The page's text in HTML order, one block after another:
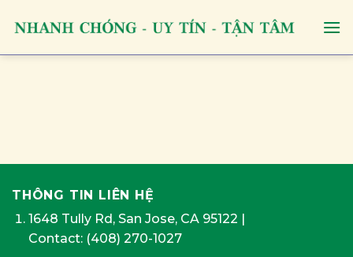
THÔNG TIN LIÊN HỆ
1648 Tully Rd, San Jose, CA 95122 |
Contact: (408) 270-1027